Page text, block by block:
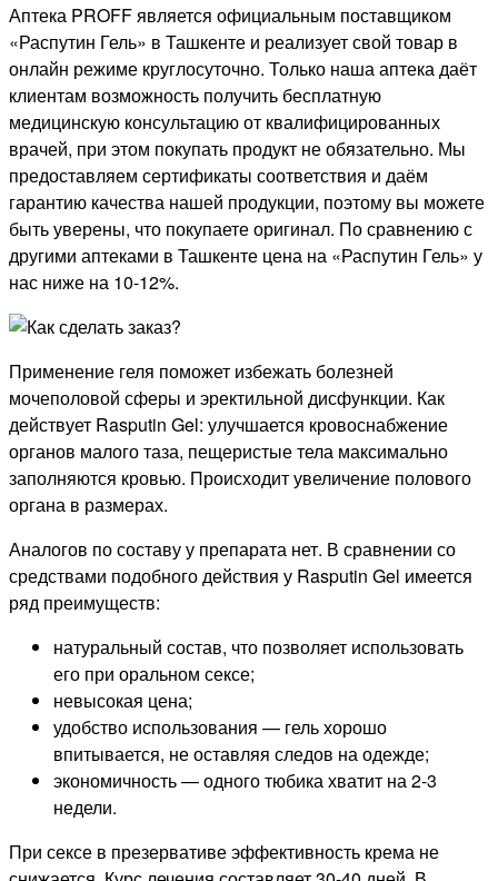
Аптека PROFF является официальным поставщиком
«Распутин Гель» в Ташкенте и реализует свой товар в
онлайн режиме круглосуточно. Только наша аптека даёт
клиентам возможность получить бесплатную
медицинскую консультацию от квалифицированных
врачей, при этом покупать продукт не обязательно. Мы
предоставляем сертификаты соответствия и даём
гарантию качества нашей продукции, поэтому вы можете
быть уверены, что покупаете оригинал. По сравнению с
другими аптеками в Ташкенте цена на «Распутин Гель» у
нас ниже на 10-12%.
Применение геля поможет избежать болезней
мочеполовой сферы и эректильной дисфункции. Как
действует Rasputin Gel: улучшается кровоснабжение
органов малого таза, пещеристые тела максимально
заполняются кровью. Происходит увеличение полового
органа в размерах.
Аналогов по составу у препарата нет. В сравнении со
средствами подобного действия у Rasputin Gel имеется
ряд преимуществ:
натуральный состав, что позволяет использовать
его при оральном сексе;
невысокая цена;
удобство использования — гель хорошо
впитывается, не оставляя следов на одежде;
экономичность — одного тюбика хватит на 2-3
недели.
При сексе в презервативе эффективность крема не